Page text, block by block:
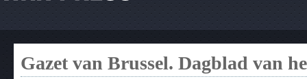
Gazet van Brussel. Dagblad van